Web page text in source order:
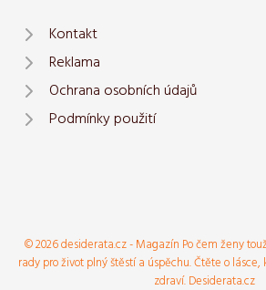
Kontakt
Reklama
Ochrana osobních údajů
Podmínky použití
© 2026 desiderata.cz - Magazín Po čem ženy
rady pro život plný štěstí a úspěchu. Čtěte o
zdraví. Desiderata.cz